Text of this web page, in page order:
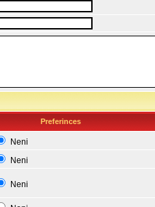
Preferinces
Neni
Neni
Neni